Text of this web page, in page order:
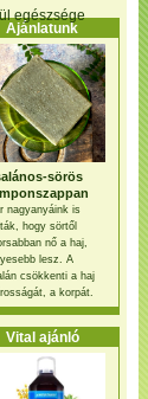
egészsége
sörös
nagyanyáink is
hogy sörtől
nő a haj,
lesz. A
csökkenti a haj
a korpát.
ajánló